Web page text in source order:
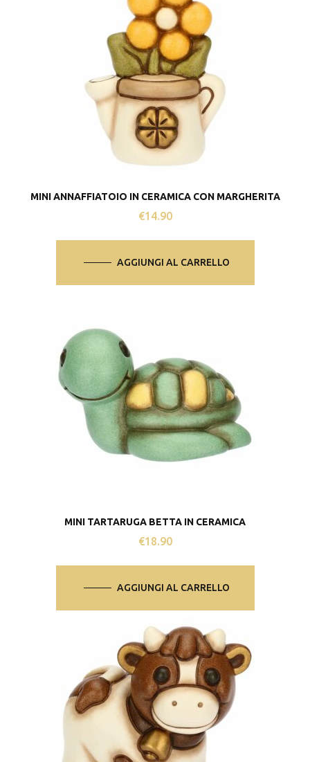
MINI ANNAFFIATOIO IN CERAMICA CON MARGHERITA
€14.90
AGGIUNGI AL CARRELLO
MINI TARTARUGA BETTA IN CERAMICA
€18.90
AGGIUNGI AL CARRELLO